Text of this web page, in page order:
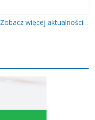
Zobacz więcej aktualności…